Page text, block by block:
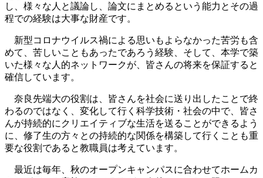
し、様々な人と議論し、論文にまとめるという能力とその過
程での経験は大事な財産です。
新型コロナウイルス禍による思いもよらなかった苦労も含
めて、苦しいこともあったであろう経験、そして、本学で築
いた様々な人的ネットワークが、皆さんの将来を保証すると
確信しています。
奈良先端大の役割は、皆さんを社会に送り出したことで終
わるのではなく、変化して行く科学技術・社会の中で、皆さ
んが持続的にクリエイティブな生活を送ることができるよう
に、修了生の方々との持続的な関係を構築して行くことも重
要な役割であると教職員は考えています。
最近は毎年、秋のオープンキャンパスに合わせてホームカ